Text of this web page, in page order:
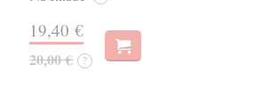
19,40 €
20,00 € ?